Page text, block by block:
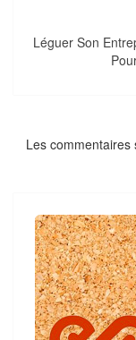
Léguer Son
Les commentaires